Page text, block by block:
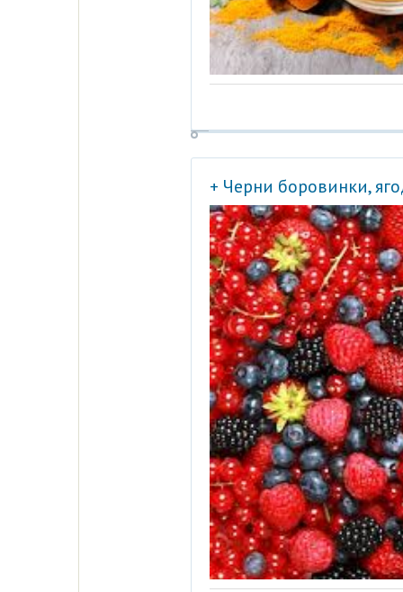
+ Черни боровинки,